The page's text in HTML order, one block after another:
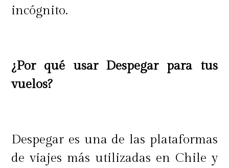
incógnito.
¿Por qué usar Despegar para tus
vuelos?
Despegar es una de las plataformas
de viajes más utilizadas en Chile y